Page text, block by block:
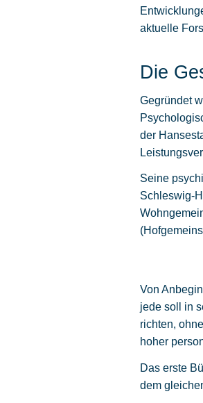
aktuelle
Die
Gegründet
der
Seine
Schleswig-
Von
jede soll in
richten,
hoher
Das erste
dem